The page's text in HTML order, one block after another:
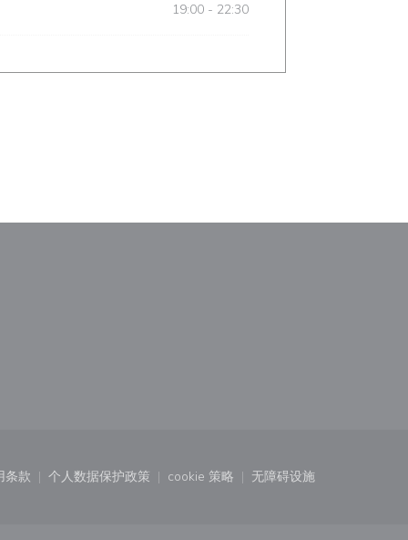
19:00 - 22:30
打开))
条款
((在新窗口中打开))
个人数据保护政策
((在新窗口中打开))
cookie 策略
((在新窗口中打开))
无障碍设施
((在新窗口中打开))